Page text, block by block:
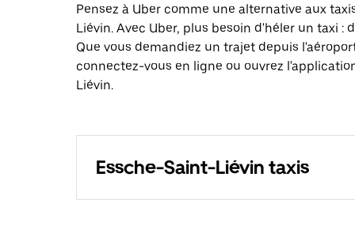
Pensez à Uber comme une alternative aux
Liévin. Avec Uber, plus besoin d'héler un taxi
Que vous demandiez un trajet depuis
connectez-vous en ligne ou ouvrez
Liévin.
Essche-Saint-Liévin taxis